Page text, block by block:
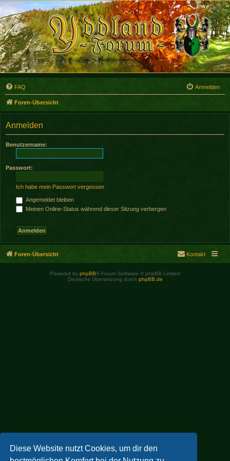
Diese Website nutzt Cookies, um dir den
FAQ Anmelden
Foren-Übersicht
Anmelden
Benutzername:
Passwort:
Ich habe mein Passwort vergessen
Angemeldet bleiben
Meinen Online-Status während dieser Sitzung verbergen
Foren-Übersicht Kontakt
Powered by phpBB® Forum Software © phpBB Limited
Deutsche Übersetzung durch phpBB.de